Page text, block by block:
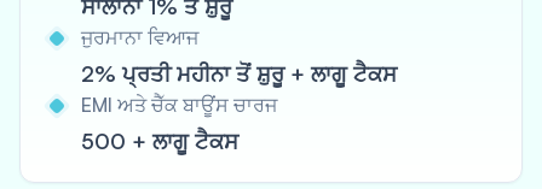
ਸਾਲਾਨਾ 1% ਤੋਂ ਸ਼ੁਰੂ
ਜੁਰਮਾਨਾ ਵਿਆਜ
2% ਪ੍ਰਤੀ ਮਹੀਨਾ ਤੋਂ ਸ਼ੁਰੂ + ਲਾਗੂ ਟੈਕਸ
EMI ਅਤੇ ਚੈੱਕ ਬਾਊਂਸ ਚਾਰਜ
500 + ਲਾਗੂ ਟੈਕਸ